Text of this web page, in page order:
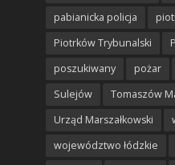
pabianicka policja
Piotrków Trybunalski
poszukiwany
pożar
Sulejów
Tomaszów
Urząd Marszałkowski
województwo łódzkie